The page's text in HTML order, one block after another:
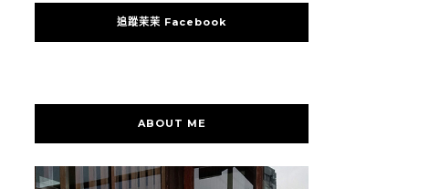
追蹤茉茉 Facebook
ABOUT ME